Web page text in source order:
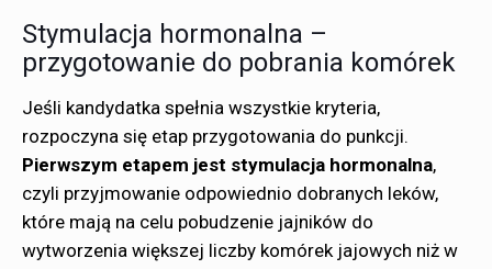
Stymulacja hormonalna –
przygotowanie do pobrania komórek
Jeśli kandydatka spełnia wszystkie kryteria,
rozpoczyna się etap przygotowania do punkcji.
Pierwszym etapem jest stymulacja hormonalna,
czyli przyjmowanie odpowiednio dobranych leków,
które mają na celu pobudzenie jajników do
wytworzenia większej liczby komórek jajowych niż w